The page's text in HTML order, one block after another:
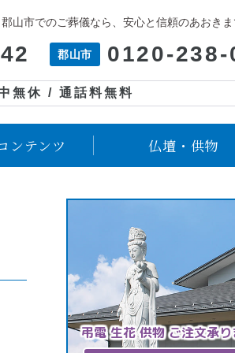
山市でのご葬儀なら、安心と信頼のあおきま
郡山市 0120-238-
無休 / 通話料無料
ンテンツ 仏壇・供物
弔電 生花 供物 ご注文承